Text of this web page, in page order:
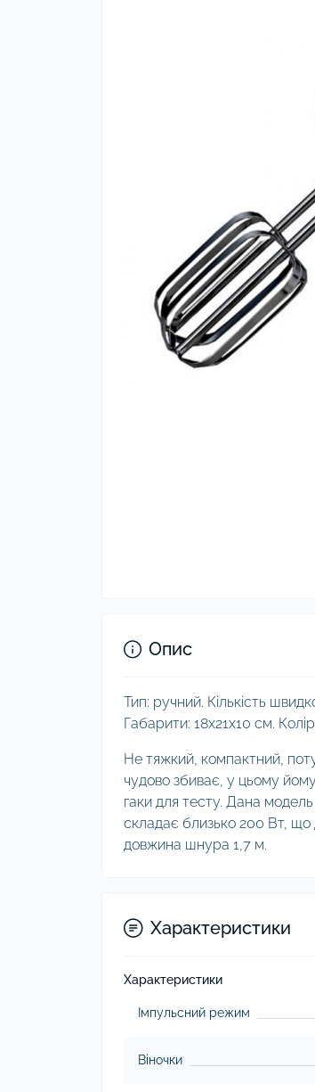
Опис
Тип: ручний. Кількість
Габарити: 18х21х10 см.
Не тяжкий, компактний,
чудово збиває, у цьому
гаки для тесту. Дана модель
складає близько 200 Вт, що
довжина шнура 1,7 м.
Характеристики
Характеристики
Імпульсний режим
Віночки